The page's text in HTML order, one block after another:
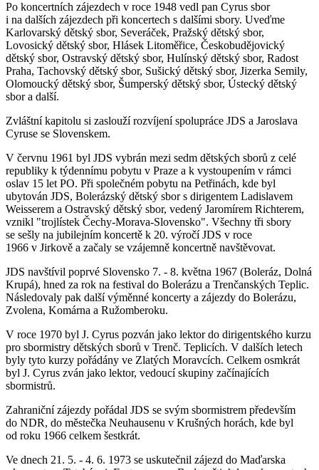
Po koncertních zájezdech v roce 1948 vedl pan Cyrus sbor
i na dalších zájezdech při koncertech s dalšími sbory. Uveďme
Karlovarský dětský sbor, Severáček, Pražský dětský sbor,
Lovosický dětský sbor, Hlásek Litoměřice, Českobudějovický
dětský sbor, Ostravský dětský sbor, Hulínský dětský sbor, Radost
Praha, Tachovský dětský sbor, Sušický dětský sbor, Jizerka Semily,
Olomoucký dětský sbor, Šumperský dětský sbor, Ústecký dětský
sbor a další.
Zvláštní kapitolu si zaslouží rozvíjení spolupráce JDS a Jaroslava
Cyruse se Slovenskem.
V červnu 1961 byl JDS vybrán mezi sedm dětských sborů z celé
republiky k týdennímu pobytu v Praze a k vystoupením v rámci
oslav 15 let PO. Při společném pobytu na Petřinách, kde byl
ubytován JDS, Bolerázský dětský sbor s dirigentem Ladislavem
Weisserem a Ostravský dětský sbor, vedený Jaromírem Richterem,
vznikl "trojlístek Čechy-Morava-Slovensko". Všechny tři sbory
se sešly na jubilejním koncertě k 20. výročí JDS v roce
1966 v Jirkově a začaly se vzájemně koncertně navštěvovat.
JDS navštívil poprvé Slovensko 7. - 8. května 1967 (Boleráz, Dolná
Krupá), hned za rok na festival do Bolerázu a Trenčanských Teplic.
Následovaly pak další výměnné koncerty a zájezdy do Bolerázu,
Zvolena, Komárna a Ružomberoku.
V roce 1970 byl J. Cyrus pozván jako lektor do dirigentského kurzu
pro sbormistry dětských sborů v Trenč. Teplicích. V dalších letech
byly tyto kurzy pořádány ve Zlatých Moravcích. Celkem osmkrát
byl J. Cyrus zván jako lektor, vedoucí skupiny začínajících
sbormistrů.
Zahraniční zájezdy pořádal JDS se svým sbormistrem především
do NDR, do městečka Neuhausenu v Krušných horách, kde byl
od roku 1966 celkem šestkrát.
Ve dnech 21. 5. - 4. 6. 1973 se uskutečnil zájezd do Maďarska